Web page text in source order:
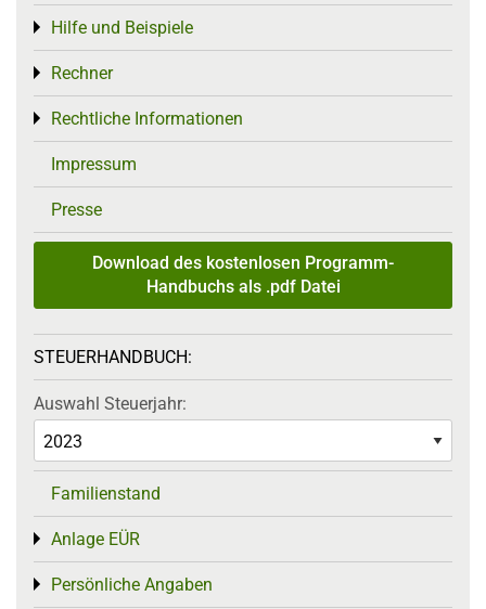
Hilfe und Beispiele
Toggle menu
Rechner
Toggle menu
Rechtliche Informationen
Toggle menu
Impressum
Presse
Download des kostenlosen Programm-
Handbuchs als .pdf Datei
STEUERHANDBUCH:
Auswahl Steuerjahr:
Familienstand
Anlage EÜR
Toggle menu
Persönliche Angaben
Toggle menu